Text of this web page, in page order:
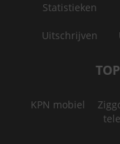
Statistieken
Uitschrijven
KPN mobiel